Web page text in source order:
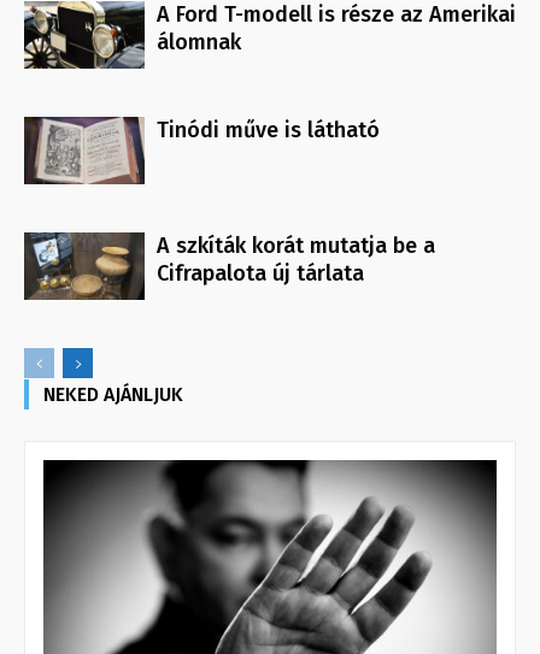
A Ford T-modell is része az Amerikai
álomnak
Tinódi műve is látható
A szkíták korát mutatja be a
Cifrapalota új tárlata
NEKED AJÁNLJUK